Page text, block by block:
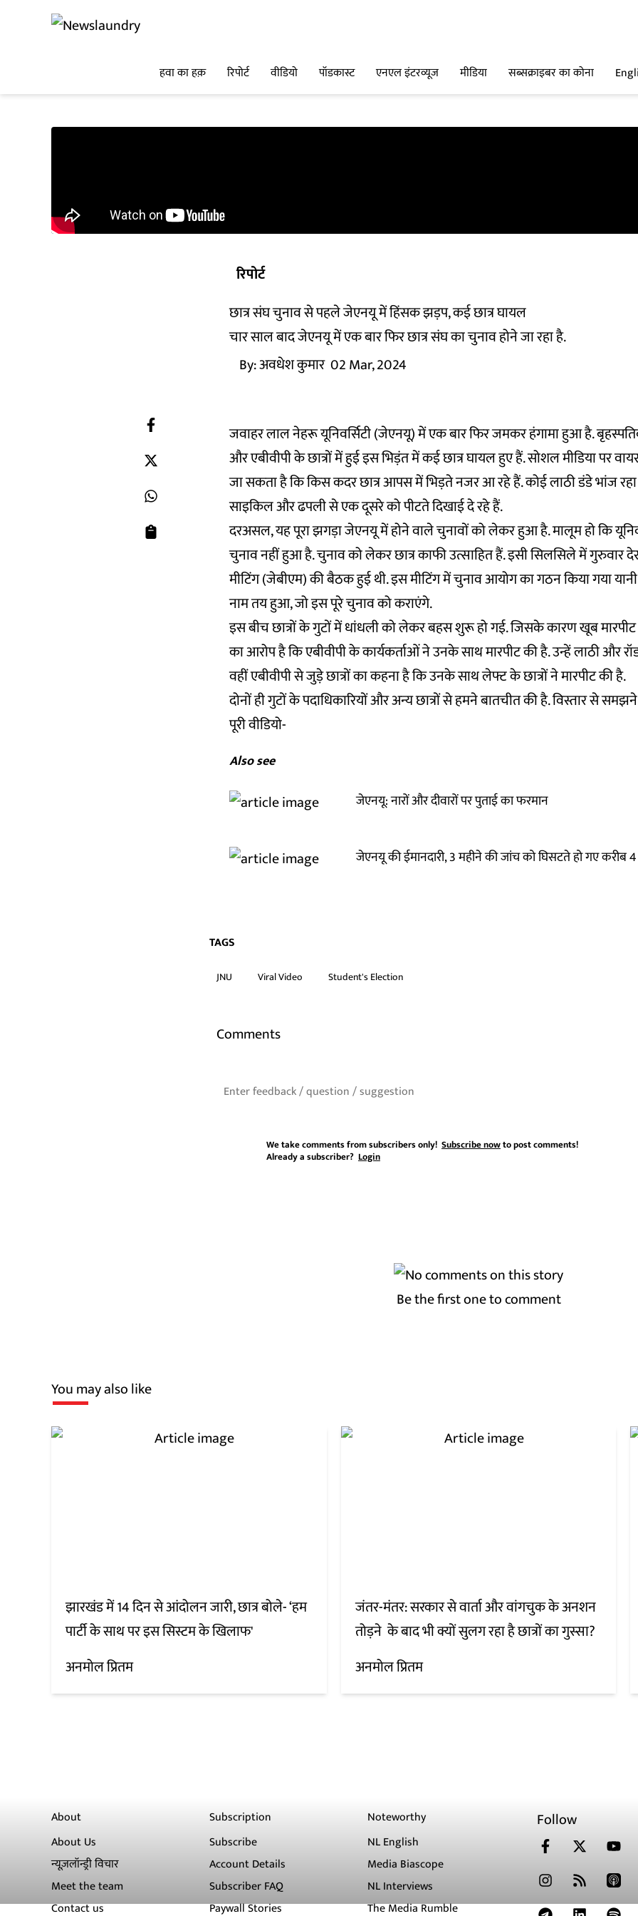
हवा का हक़ रिपोर्ट वीडियो पॉडकास्ट एनएल इंटरव्यूज मीडिया सब्सक्राइबर का कोना
रिपोर्ट
छात्र संघ चुनाव से पहले जेएनयू में हिंसक झड़प, कई छात्र घायल
चार साल बाद जेएनयू में एक बार फिर छात्र संघ का चुनाव होने जा रहा है.
By:अवधेश कुमार 02 Mar, 2024
जवाहर लाल नेहरू यूनिवर्सिटी (जेएनयू) में एक बार फिर जमकर हंगामा हुआ है.
और एबीवीपी के छात्रों में हुई इस भिड़ंत में कई छात्र घायल हुए हैं. सोशल मीडिया पर
जा सकता है कि किस कदर छात्र आपस में भिड़ते नजर आ रहे हैं. कोई लाठी डंडे भांज
साइकिल और ढपली से एक दूसरे को पीटते दिखाई दे रहे हैं.
दरअसल, यह पूरा झगड़ा जेएनयू में होने वाले चुनावों को लेकर हुआ है. मालूम हो कि
चुनाव नहीं हुआ है. चुनाव को लेकर छात्र काफी उत्साहित हैं. इसी सिलसिले में गुरुवार
मीटिंग (जेबीएम) की बैठक हुई थी. इस मीटिंग में चुनाव आयोग का गठन किया गया
नाम तय हुआ, जो इस पूरे चुनाव को कराएंगे.
इस बीच छात्रों के गुटों में धांधली को लेकर बहस शुरू हो गई. जिसके कारण खूब
का आरोप है कि एबीवीपी के कार्यकर्ताओं ने उनके साथ मारपीट की है. उन्हें लाठी और
वहीं एबीवीपी से जुड़े छात्रों का कहना है कि उनके साथ लेफ्ट के छात्रों ने मारपीट की है.
दोनों ही गुटों के पदाधिकारियों और अन्य छात्रों से हमने बातचीत की है. विस्तार से
पूरी वीडियो-
Also see
जेएनयू: नारों और दीवारों पर पुताई का फरमान
जेएनयू की ईमानदारी, 3 महीने की जांच को घिसटते हो गए करीब
TAGS
JNU Viral Video Student's Election
Comments
We take comments from subscribers only! Subscribe nowto post comments!
Already a subscriber? Login
Be the first one to comment
You may also like
झारखंड में 14 दिन से आंदोलन जारी, छात्र बोले- ‘हम
पार्टी के साथ पर इस सिस्टम के खिलाफ'
अनमोल प्रितम
जंतर-मंतर: सरकार से वार्ता और वांगचुक के अनशन
तोड़ने के बाद भी क्यों सुलग रहा है छात्रों का गुस्सा?
अनमोल प्रितम
About
About Us
न्यूज़लॉन्ड्री विचार
Meet the team
Contact us
Subscription
Subscribe
Account Details
Subscriber FAQ
Paywall Stories
Noteworthy
NL English
Media Biascope
NL Interviews
The Media Rumble
Follow